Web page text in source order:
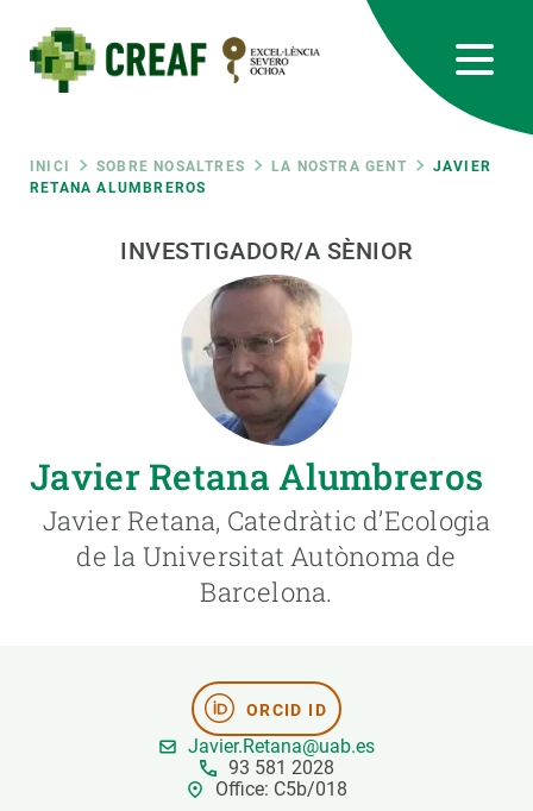
contingut
Fil
d'ariadna
INICI SOBRE NOSALTRES LA NOSTRA GENT
JAVIER
RETANA ALUMBREROS
INVESTIGADOR/A SÈNIOR
Javier Retana Alumbreros
Javier Retana, Catedràtic d’Ecologia
de la Universitat Autònoma de
Barcelona.
ORCID ID
Javier.Retana@uab.es
93 581 2028
Office: C5b/018
RRSS
Featured
responsive
Responsive
CIÈNCIA EN ACCIÓ
UNEIX-TE A NOSALTRES